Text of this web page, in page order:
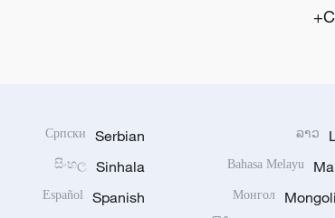
ລາວ
Bahasa Melayu
Монгол
Serbian
Српски
Sinhala
සිංහල
Spanish
Español